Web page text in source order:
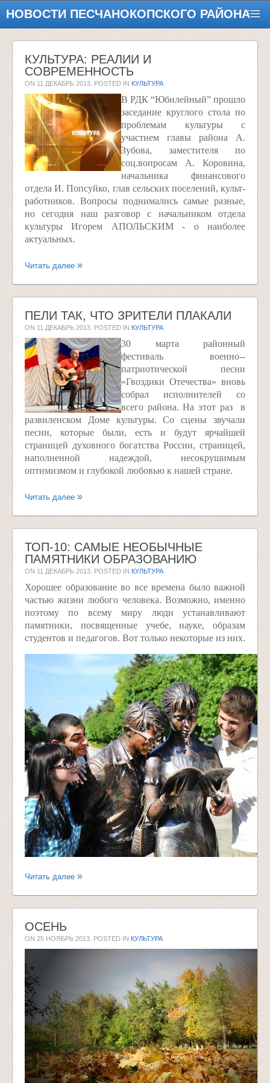
НОВОСТИ ПЕСЧАНОКОПСКОГО РАЙОНА
КУЛЬТУРА: РЕАЛИИ И
СОВРЕМЕННОСТЬ
ON 11 ДЕКАБРЬ 2013 . POSTED IN КУЛЬТУРА
В РДК “Юбилейный” прошло
заседание круглого стола по
проблемам культуры с
участием главы района А.
Зубова, заместителя по
соц.вопросам А. Коровина,
начальника финансового
отдела И. Попсуйко, глав сельских поселений, культ-
работников. Вопросы поднимались самые разные,
но сегодня наш разговор с начальником отдела
культуры Игорем АПОЛЬСКИМ - о наиболее
актуальных.
Читать далее
ПЕЛИ ТАК, ЧТО ЗРИТЕЛИ ПЛАКАЛИ
ON 11 ДЕКАБРЬ 2013 . POSTED IN КУЛЬТУРА
30 марта районный
фестиваль военно-­
патриотической песни
«Гвоздики Отечества» вновь
собрал исполнителей со
всего района. На этот раз ­ в
развиленском Доме культуры. Со сцены звучали
песни, которые были, есть и будут ярчайшей
страницей духовного богатства России, страницей,
наполненной надеждой, несокрушимым
оптимизмом и глубокой любовью к нашей стране.
Читать далее
ТОП-10: САМЫЕ НЕОБЫЧНЫЕ
ПАМЯТНИКИ ОБРАЗОВАНИЮ
ON 11 ДЕКАБРЬ 2013 . POSTED IN КУЛЬТУРА
Хорошее образование во все времена было важной
частью жизни любого человека. Возможно, именно
поэтому по всему миру люди устанавливают
памятники, посвященные учебе, науке, образам
студентов и педагогов. Вот только некоторые из них.
Читать далее
ОСЕНЬ
ON 25 НОЯБРЬ 2013 . POSTED IN КУЛЬТУРА